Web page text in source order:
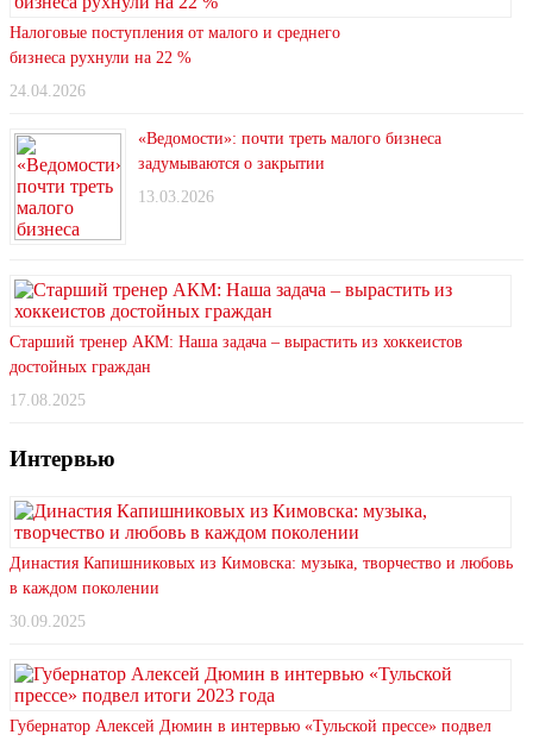
Налоговые поступления от малого и среднего
бизнеса рухнули на 22 %
24.04.2026
«Ведомости»: почти треть малого бизнеса
задумываются о закрытии
13.03.2026
Старший тренер АКМ: Наша задача – вырастить из хоккеистов
достойных граждан
17.08.2025
Интервью
Династия Капишниковых из Кимовска: музыка, творчество и любовь
в каждом поколении
30.09.2025
Губернатор Алексей Дюмин в интервью «Тульской прессе» подвел